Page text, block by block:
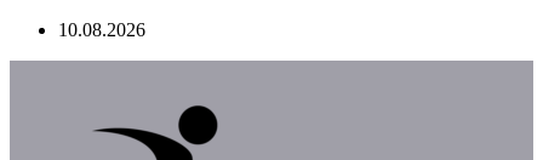
Перейти10.08.2026